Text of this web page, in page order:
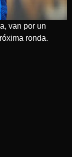
van por un
ronda.